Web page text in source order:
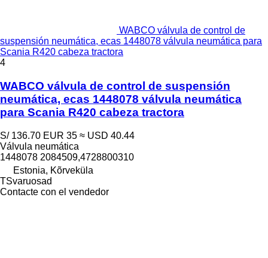
WABCO válvula de control de
suspensión neumática, ecas 1448078 válvula neumática para
Scania R420 cabeza tractora
4
WABCO válvula de control de suspensión
neumática, ecas 1448078 válvula neumática
para Scania R420 cabeza tractora
S/ 136.70 EUR 35 ≈ USD 40.44
Válvula neumática
1448078 2084509,4728800310
Estonia, Kõrveküla
TSvaruosad
Contacte con el vendedor